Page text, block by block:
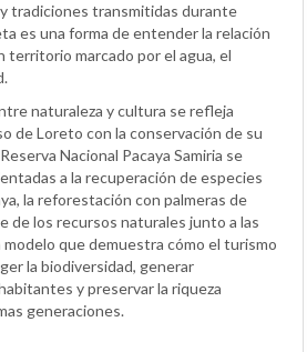
tradiciones transmitidas durante
es una forma de entender la relación
territorio marcado por el agua, el
naturaleza y cultura se refleja
de Loreto con la conservación de su
Nacional Pacaya Samiria se
a la recuperación de especies
la reforestación con palmeras de
de los recursos naturales junto a las
que demuestra cómo el turismo
la biodiversidad, generar
y preservar la riqueza
generaciones.